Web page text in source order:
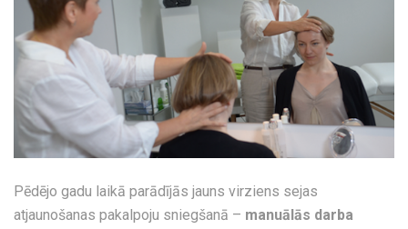
Pēdējo gadu laikā parādījās jauns virziens sejas
atjaunošanas pakalpoju sniegšanā – manuālās darba